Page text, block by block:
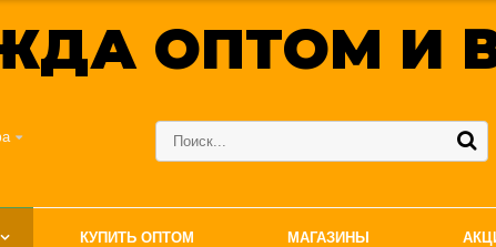
ОПТОМ И
КУПИТЬ ОПТОМ МАГАЗИНЫ